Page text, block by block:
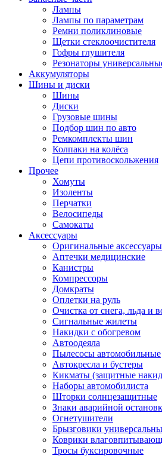
Лампы
Лампы по параметрам
Ремни поликлиновые
Щетки стеклоочистителя
Гофры глушителя
Резонаторы
Аккумуляторы
Шины и диски
Шины
Диски
Грузовые шины
Подбор шин по авто
Ремкомплекты шин
Колпаки на колёса
Цепи противоскольжения
Прочее
Хомуты
Изоленты
Перчатки
Велосипеды
Самокаты
Аксессуары
Оригинальные аксессуары
Аптечки медицинские
Канистры
Компрессоры
Домкраты
Оплетки на руль
Очистка от снега, льда и
Сигнальные жилеты
Накидки с обогревом
Автоодеяла
Пылесосы автомобильные
Автокресла и бустеры
Кикматы (защитные
Наборы автомобилиста
Шторки солнцезащитные
Знаки аварийной
Огнетушители
Брызговики
Коврики
Тросы буксировочные